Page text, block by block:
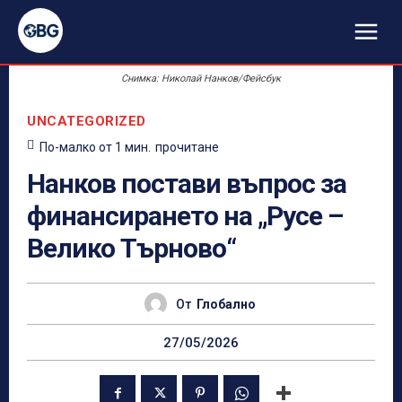
Снимка: Николай Нанков/Фейсбук
UNCATEGORIZED
По-малко от 1 мин. прочитане
Нанков постави въпрос за
финансирането на „Русе –
Велико Търново“
От Глобално
27/05/2026